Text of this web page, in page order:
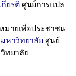
ยรติ ศูนย์การแปล
มายเพื่อประชาชน
หาวิทยาลัย ศูนย์
ทยาลัย